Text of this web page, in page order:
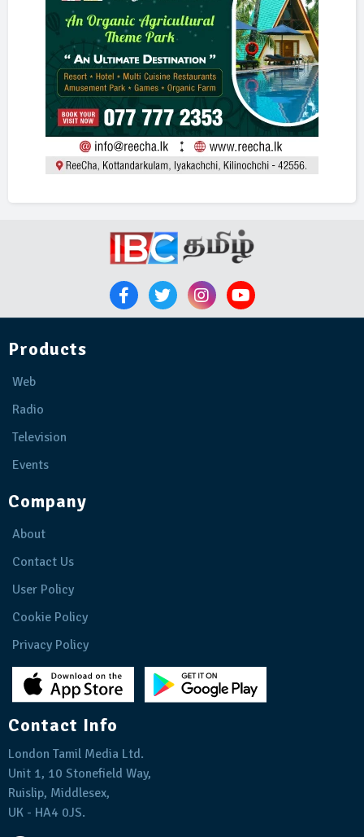
Products
Web
Radio
Television
Events
Company
About
Contact Us
User Policy
Cookie Policy
Privacy Policy
Contact Info
London Tamil Media Ltd.
Unit 1, 10 Stonefield Way,
Ruislip, Middlesex,
UK - HA4 0JS.